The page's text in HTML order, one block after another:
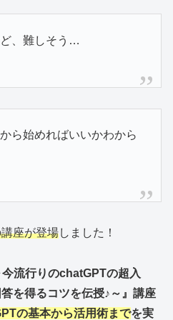
、難しそう…
ら始めればいいかわから
座が登場しました！
今流行りのchatGPTの超入
を得るコツを伝授♪～ 』講座
の基本から活用術までを実